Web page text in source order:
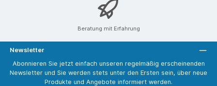
Beratung mit Erfahrung
Newsletter
Abonnieren Sie jetzt einfach unseren regelmäßig erscheinenden
Newsletter und Sie werden stets unter den Ersten sein, über neue
Produkte und Angebote informiert werden.